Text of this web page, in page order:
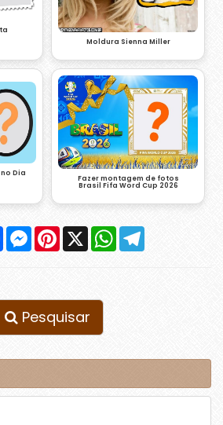
Moldura Sienna Miller
Dia
Fazer montagem de fotos
Brasil Fifa Word Cup 2026
FacebookMessenger
Pinterest
X WhatsApp
Pesquisar